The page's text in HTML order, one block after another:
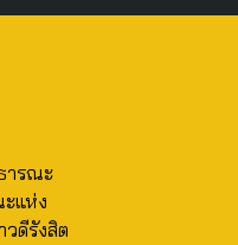
ารณะ
ะแห่ง
ดีรังสิต